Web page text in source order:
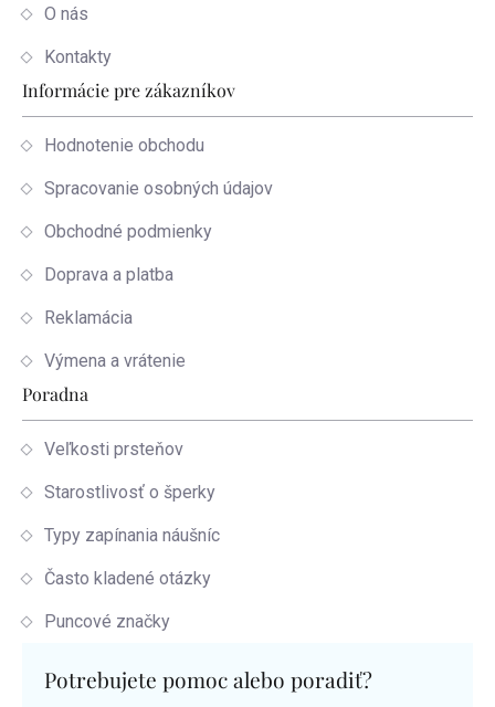
O nás
Kontakty
Informácie pre zákazníkov
Hodnotenie obchodu
Spracovanie osobných údajov
Obchodné podmienky
Doprava a platba
Reklamácia
Výmena a vrátenie
Poradna
Veľkosti prsteňov
Starostlivosť o šperky
Typy zapínania náušníc
Často kladené otázky
Puncové značky
Potrebujete pomoc alebo poradiť?